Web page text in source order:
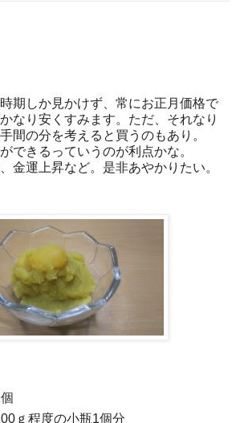
期しか見かけず、常にお正月価格で
なり安くすみます。ただ、それなり
間の分を考えると買うのもあり。
できるっていうのが利点かな。
金運上昇など。是非あやかりたい。
ｇ程度の小瓶1個分